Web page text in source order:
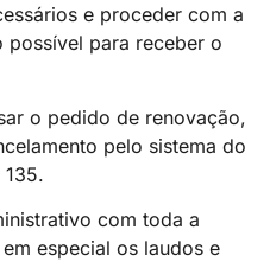
e proceder com a
para receber o
o pedido de renovação,
pelo sistema do
com toda a
especial os laudos e